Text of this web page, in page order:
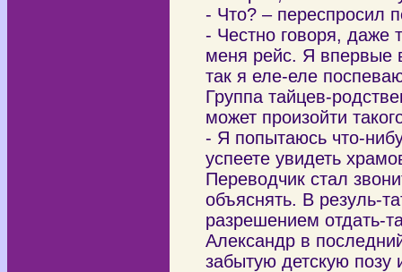
- Что? – переспросил
- Честно говоря, даже
меня рейс. Я впервые
так я еле-еле
Группа тайцев-
может произойти
- Я попытаюсь что-
успеете увидеть
Переводчик стал
объяснять. В резуль-
разрешением отдать-
Александр в
забытую детскую позу